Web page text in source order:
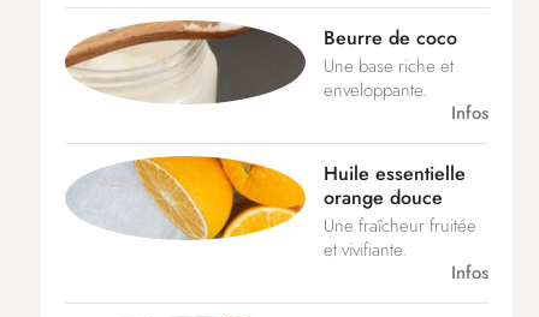
Beurre de coco
Une base riche et
enveloppante.
Infos
Huile essentielle
orange douce
Une fraîcheur fruitée
et vivifiante.
Infos